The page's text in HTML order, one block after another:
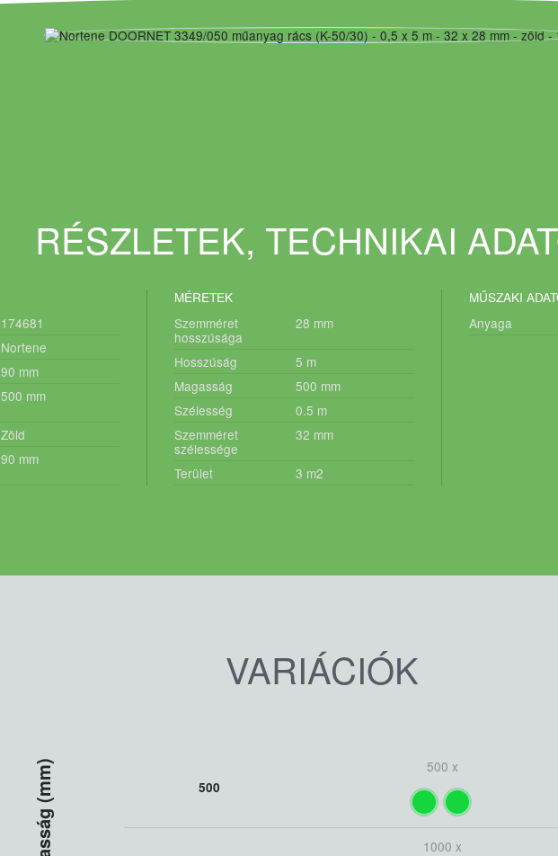
RÉSZLETEK, TECHNIKAI
174681
Nortene
90 mm
500 mm
Zöld
90 mm
MÉRETEK
Szemméret
hosszúsága
28 mm
Hosszúság 5 m
Magasság
500 mm
Szélesség
0.5 m
Szemméret
szélessége
32 mm
Terület 3 m2
MŰSZAKI
Anyaga
VARIÁCIÓK
Magasság (mm) 500
500 x
1000 x